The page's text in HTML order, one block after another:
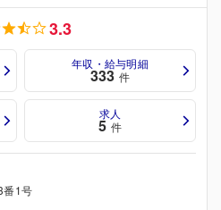
3.3
年収・給与明細
333 件
求人
5 件
番1号